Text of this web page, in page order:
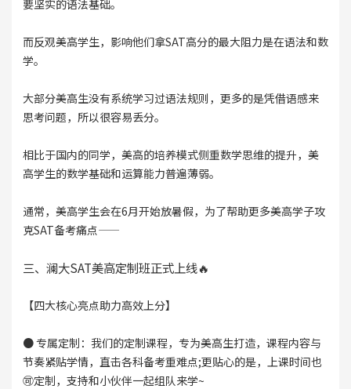
要坚实的语法基础。
而反观美高学生，影响他们拿SAT高分的最大阻力是在语法和数
学。
大部分美高生没有系统学习过语法规则，更多的是凭借语感来
思考问题，所以很容易丢分。
相比于国内的同学，美高的培养模式侧重数学思维的提升，美
高学生的数学基础和运算能力普遍薄弱。
通常，美高学生会在6月开始放暑假，为了帮助更多美高学子攻
克SAT备考痛点——
三、澜大SAT美高定制班正式上线🔥
【四大核心亮点助力高效上分】
● 专属定制：我们的定制课程，专为美高生打造，课程内容与
节奏紧贴学情，直击各科备考重难点;更贴心的是，上课时间也
🉑定制，支持和小伙伴一起组队来学~